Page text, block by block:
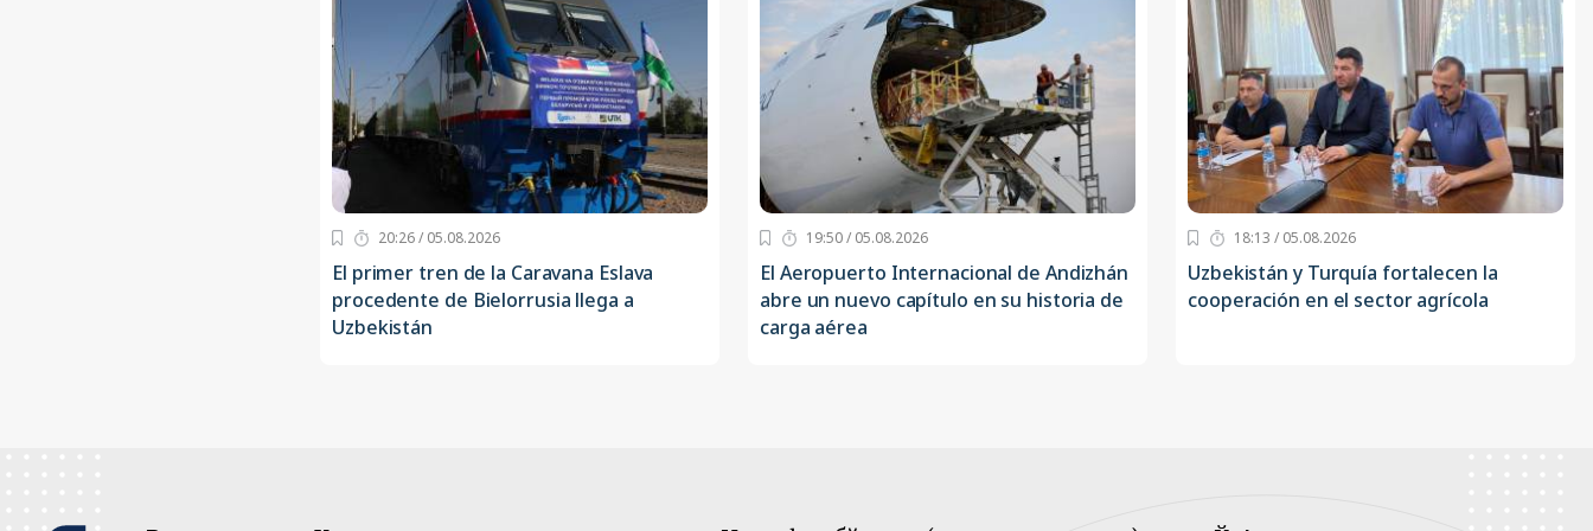
20:26 / 05.08.2026
El primer tren de la Caravana Eslava
procedente de Bielorrusia llega a
Uzbekistán
19:50 / 05.08.2026
El Aeropuerto Internacional de Andizhán
abre un nuevo capítulo en su historia de
carga aérea
18:13 / 05.08.2026
Uzbekistán y Turquía fortalecen la
cooperación en el sector agrícola